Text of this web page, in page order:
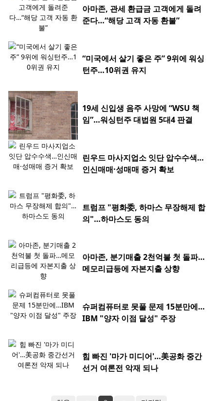
아마존, 관세 환급금 고객에게 돌려
준다…“해당 고객 자동 환불”
“미국에서 살기 좋은 주” 9위에 워싱
턴주…10위권 유지
19세 신입생 음주 사망에 “WSU 책
임”…워싱턴주 대법원 5대4 판결
린우드 마사지업소 잇단 압수수색…
인신매매·성매매 증거 확보
트럼프 "평화委, 하마스 무장해제 합
의"…하마스도 동의
아마존, 분기매출 2천억불 첫 돌파…
메모리급등에 자본지출 상향
슈퍼컴퓨터로 못풀 문제 15분만에…
IBM "양자 이점 달성" 주장
힘 빠진 '마가 미디어'…美공화 중간
선거 여론전 악재 되나